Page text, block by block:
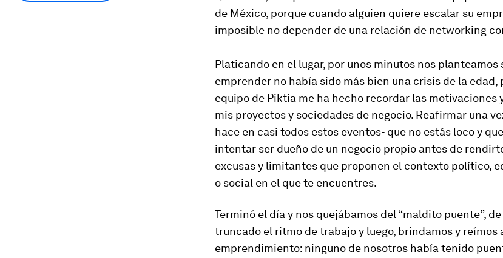
de México, porque cuando alguien quiere escalar su
imposible no depender de una relación de networking
Platicando en el lugar, por unos minutos nos planteamos
emprender no había sido más bien una crisis de la
equipo de Piktia me ha hecho recordar las motivaciones
mis proyectos y sociedades de negocio. Reafirmar una
hace en casi todos estos eventos- que no estás loco y
intentar ser dueño de un negocio propio antes de
excusas y limitantes que proponen el contexto político,
o social en el que te encuentres.
Terminó el día y nos quejábamos del “maldito puente”,
truncado el ritmo de trabajo y luego, brindamos y reímos
emprendimiento: ninguno de nosotros había tenido